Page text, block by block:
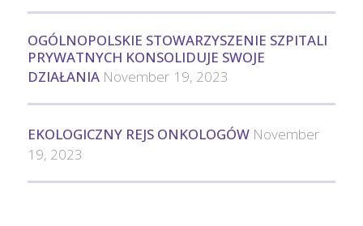
OGÓLNOPOLSKIE STOWARZYSZENIE SZPITALI
PRYWATNYCH KONSOLIDUJE SWOJE
DZIAŁANIA November 19, 2023
EKOLOGICZNY REJS ONKOLOGÓW November
19, 2023